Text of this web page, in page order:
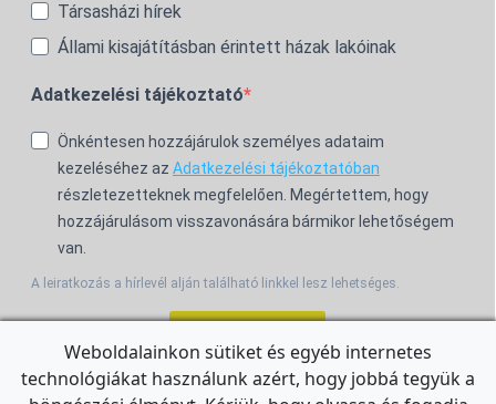
Társasházi hírek
Állami kisajátításban érintett házak lakóinak
Adatkezelési tájékoztató
Önkéntesen hozzájárulok személyes adataim
kezeléséhez az Adatkezelési tájékoztatóban
részletezetteknek megfelelően. Megértettem, hogy
hozzájárulásom visszavonására bármikor lehetőségem
van.
A leiratkozás a hírlevél alján található linkkel lesz lehetséges.
For the English Newsletter, clickHERE.
Weboldalainkon sütiket és egyéb internetes
technológiákat használunk azért, hogy jobbá tegyük a